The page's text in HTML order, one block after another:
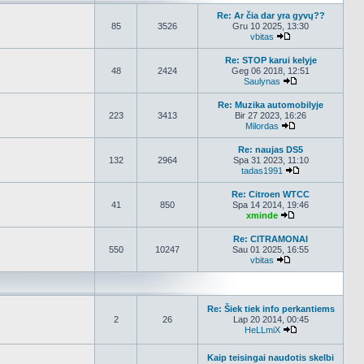
85 3526
Re: Ar čia dar yra gyvų??
Gru 10 2025, 13:30
vbitas
48 2424
Re: STOP karui kelyje
Geg 06 2018, 12:51
Saulynas
223 3413
Re: Muzika automobilyje
Bir 27 2023, 16:26
Milordas
132 2964
Re: naujas DS5
Spa 31 2023, 11:10
tadas1991
41 850
Re: Citroen WTCC
Spa 14 2014, 19:46
xminde
550 10247
Re: CITRAMONAI
Sau 01 2025, 16:55
vbitas
2 26
Re: Šiek tiek info perkantiems
Lap 20 2014, 00:45
HeLLmiX
Kaip teisingai naudotis skelbi